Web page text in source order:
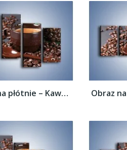
Obraz na płótnie – Kawa w ciemnej...